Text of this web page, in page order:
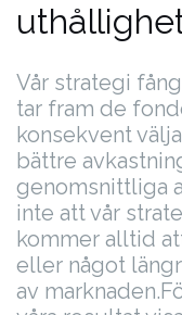
Vår strategi
tar fram de
konsekvent
bättre
genomsnittliga
inte att vår
kommer alltid
eller något
av marknaden.